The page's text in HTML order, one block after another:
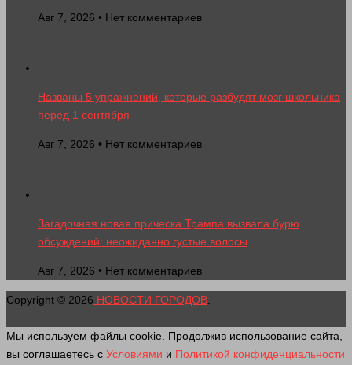
Авг 7, 2026 • Нет комментариев
Названы 5 упражнений, которые разбудят мозг школьника
перед 1 сентября
Авг 7, 2026 • Нет комментариев
Загадочная новая прическа Трампа вызвала бурю
обсуждений: неожиданно густые волосы
Авг 7, 2026 • Нет комментариев
Copyright © 2026 НОВОСТИ ГОРОДОВ.
Мы используем файлы cookie. Продолжив использование сайта,
вы соглашаетесь с Условиями и Политикой конфиденциальности